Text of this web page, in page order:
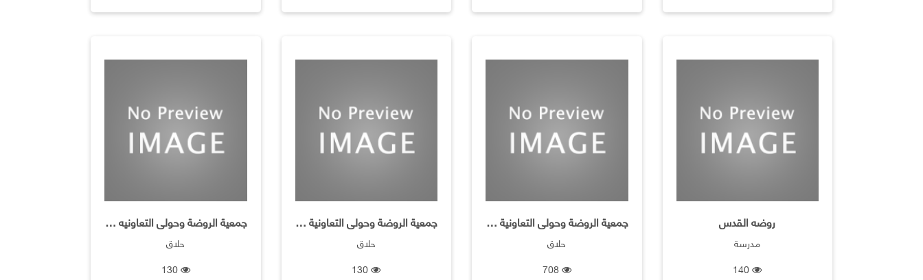
روضه القدس
مدرسة
140
جمعية الروضة وحولى التعاونية / فرع صالون تجميل السيدات
حلاق
708
جمعية الروضة وحولى التعاونية / صالون للأطفال
حلاق
130
جمعية الروضة وحولى التعاونيه ـ فرع صالون للرجال
حلاق
130